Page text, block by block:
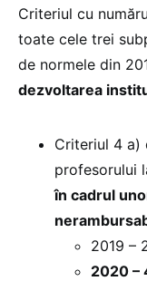
Criteriul cu
toate cele trei
de normele din
dezvoltarea
Criteriul 4 a)
profesorului
în cadrul
2019 –
2020 –